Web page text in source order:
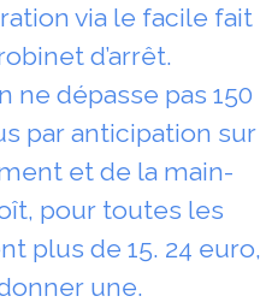
via le facile fait
d’arrêt.
ne dépasse pas 150
par anticipation sur
et de la main-
pour toutes les
plus de 15. 24 euro,
une.